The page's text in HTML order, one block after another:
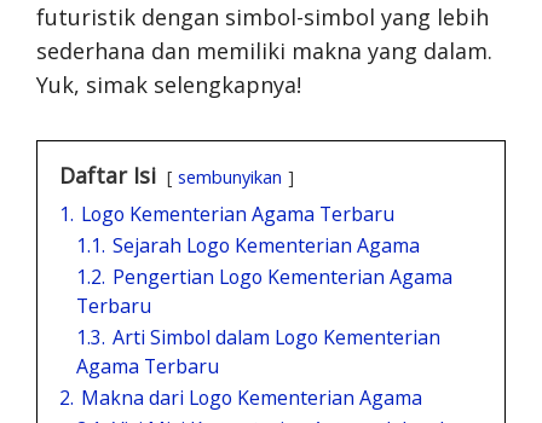
futuristik dengan simbol-simbol yang lebih
sederhana dan memiliki makna yang dalam.
Yuk, simak selengkapnya!
Daftar Isi sembunyikan
1. Logo Kementerian Agama Terbaru
1.1. Sejarah Logo Kementerian Agama
1.2. Pengertian Logo Kementerian Agama
Terbaru
1.3. Arti Simbol dalam Logo Kementerian
Agama Terbaru
2. Makna dari Logo Kementerian Agama